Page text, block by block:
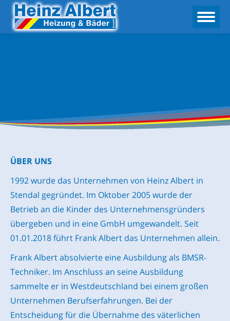
ÜBER UNS
1992 wurde das Unternehmen von Heinz Albert in
Stendal gegründet. Im Oktober 2005 wurde der
Betrieb an die Kinder des Unternehmensgründers
übergeben und in eine GmbH umgewandelt. Seit
01.01.2018 führt Frank Albert das Unternehmen allein.
Frank Albert absolvierte eine Ausbildung als BMSR-
Techniker. Im Anschluss an seine Ausbildung
sammelte er in Westdeutschland bei einem großen
Unternehmen Berufserfahrungen. Bei der
Entscheidung für die Übernahme des väterlichen